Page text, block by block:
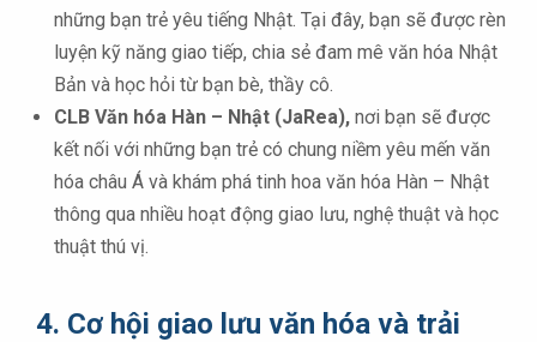
những bạn trẻ yêu tiếng Nhật. Tại đây, bạn sẽ được rèn
luyện kỹ năng giao tiếp, chia sẻ đam mê văn hóa Nhật
Bản và học hỏi từ bạn bè, thầy cô.
CLB Văn hóa Hàn – Nhật (JaRea), nơi bạn sẽ được
kết nối với những bạn trẻ có chung niềm yêu mến văn
hóa châu Á và khám phá tinh hoa văn hóa Hàn – Nhật
thông qua nhiều hoạt động giao lưu, nghệ thuật và học
thuật thú vị.
4. Cơ hội giao lưu văn hóa và trải